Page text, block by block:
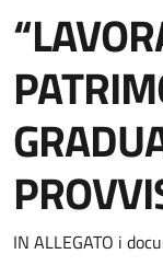
Dettagli
IN ALLEGATO i